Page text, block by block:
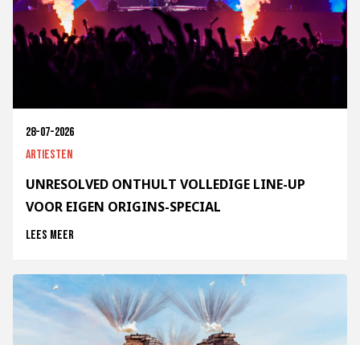
28-07-2026
Artiesten
UNRESOLVED ONTHULT VOLLEDIGE LINE-UP
VOOR EIGEN ORIGINS-SPECIAL
Lees meer